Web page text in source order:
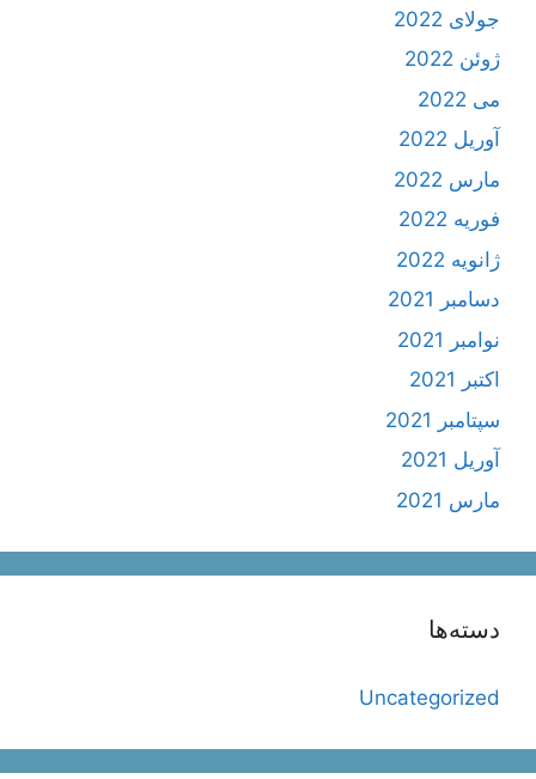
جولای 2022
ژوئن 2022
می 2022
آوریل 2022
مارس 2022
فوریه 2022
ژانویه 2022
دسامبر 2021
نوامبر 2021
اکتبر 2021
سپتامبر 2021
آوریل 2021
مارس 2021
دسته‌ها
Uncategorized